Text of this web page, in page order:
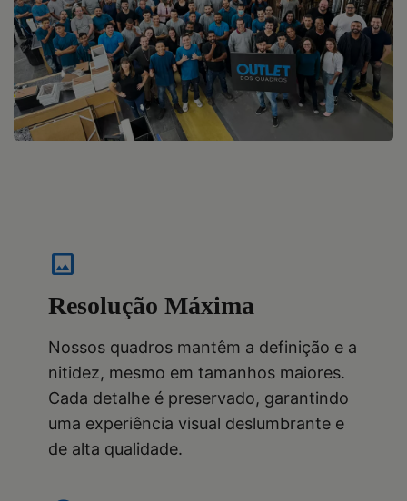
image
Resolução Máxima
Nossos quadros mantêm a definição e a
nitidez, mesmo em tamanhos maiores.
Cada detalhe é preservado, garantindo
uma experiência visual deslumbrante e
de alta qualidade.